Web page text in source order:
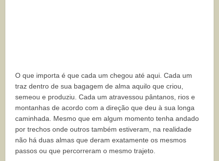
O que importa é que cada um chegou até aqui. Cada um
traz dentro de sua bagagem de alma aquilo que criou,
semeou e produziu. Cada um atravessou pântanos, rios e
montanhas de acordo com a direção que deu à sua longa
caminhada. Mesmo que em algum momento tenha andado
por trechos onde outros também estiveram, na realidade
não há duas almas que deram exatamente os mesmos
passos ou que percorreram o mesmo trajeto.